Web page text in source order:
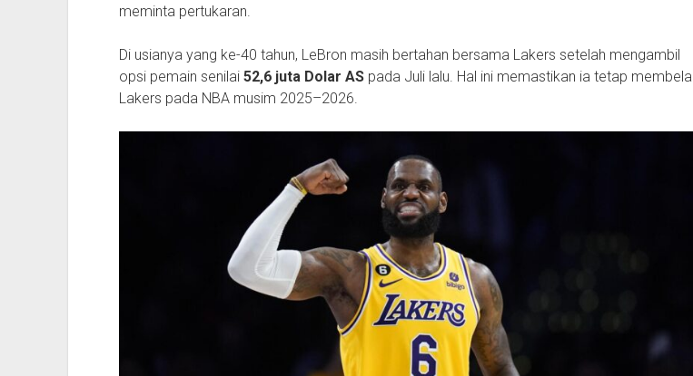
meminta pertukaran.
Di usianya yang ke-40 tahun, LeBron masih bertahan bersama Lakers setelah mengambil
opsi pemain senilai 52,6 juta Dolar ASpada Juli lalu. Hal ini memastikan ia tetap membela
Lakers pada NBA musim 2025–2026.